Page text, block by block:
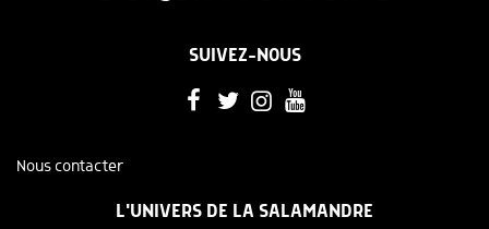
SUIVEZ-NOUS
Nous contacter
L'UNIVERS DE LA SALAMANDRE